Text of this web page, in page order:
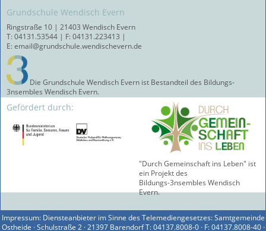
Grundschule Wendisch Evern
Ringstraße 10 | 21403 Wendisch Evern
T: 04131.53544 | F: 04131.223413 |
E: email@grundschule.wendischevern.de
Die Grundschule Wendisch Evern ist Bestandteil des Bildungs-
3nsembles Wendisch Evern.
Gefördert durch:
"Durch Gemeinschaft ins Leben" ist
ein Projekt des
Bildungs-3nsembles Wendisch
Evern.
Impressum: Diensteanbieter im Sinne des Telemediengesetzes: Samtgemeinde
Ostheide · Schulstraße 2 · 21397 Barendorf T: 04137.8008-0 · F: 04137.8008-40 ·